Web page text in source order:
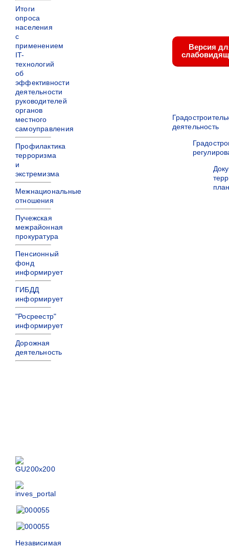
Итоги
опроса
населения
с
применением
IT-
технологий
об
эффективности
деятельности
руководителей
органов
местного
самоуправления
Профилактика
терроризма
и
экстремизма
Межнациональные
отношения
Пучежская
межрайонная
прокуратура
Пенсионный
фонд
информирует
ГИБДД
информирует
"Росреестр"
информирует
Дорожная
деятельность
Независимая
Версия
деятельность